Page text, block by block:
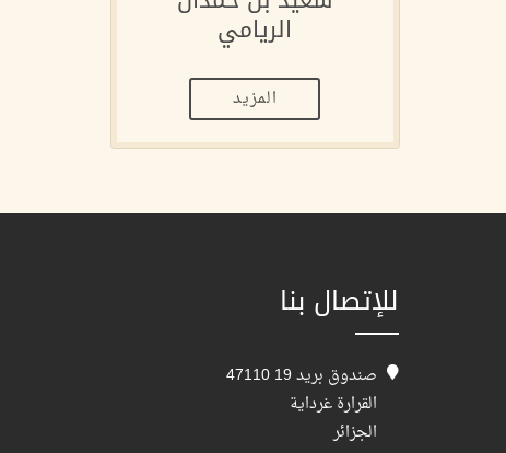
الريامي
المزيد
للإتصال بنا
صندوق بريد 19 47110
القرارة غرداية
الجزائر